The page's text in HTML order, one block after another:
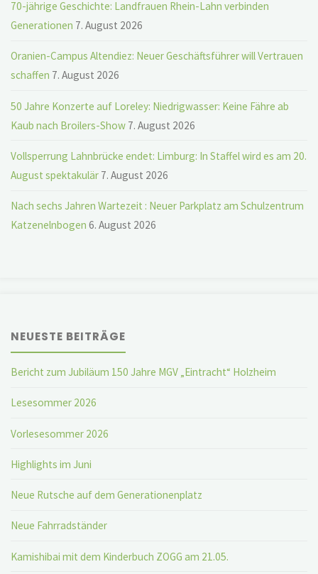
70-jährige Geschichte: Landfrauen Rhein-Lahn verbinden
Generationen 7. August 2026
Oranien-Campus Altendiez: Neuer Geschäftsführer will Vertrauen
schaffen 7. August 2026
50 Jahre Konzerte auf Loreley: Niedrigwasser: Keine Fähre ab
Kaub nach Broilers-Show 7. August 2026
Vollsperrung Lahnbrücke endet: Limburg: In Staffel wird es am 20.
August spektakulär 7. August 2026
Nach sechs Jahren Wartezeit : Neuer Parkplatz am Schulzentrum
Katzenelnbogen 6. August 2026
NEUESTE BEITRÄGE
Bericht zum Jubiläum 150 Jahre MGV „Eintracht“ Holzheim
Lesesommer 2026
Vorlesesommer 2026
Highlights im Juni
Neue Rutsche auf dem Generationenplatz
Neue Fahrradständer
Kamishibai mit dem Kinderbuch ZOGG am 21.05.